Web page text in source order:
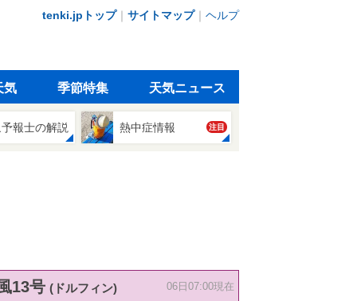
tenki.jpトップ｜ サイトマップ｜ ヘルプ
気 季節特集 天気ニュース
報士の解説 熱中症情報 注目
13号 (ドルフィン) 06日07:00現在